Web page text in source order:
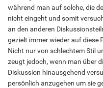
während man auf solche, die
nicht eingeht und somit
an den anderen
gezielt immer wieder auf diese
Nicht nur von schlechtem Stil
zeugt jedoch, wenn man über
Diskussion hinausgehend
persönlich anzugehen um sie